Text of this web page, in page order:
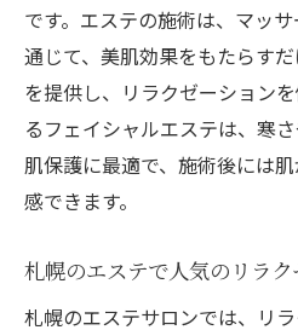
です。エステの施術は、マッ
通じて、美肌効果をもたらす
を提供し、リラクゼーション
るフェイシャルエステは、寒
肌保護に最適で、施術後には
感できます。
札幌のエステで人気のリラ
札幌のエステサロンでは、リ